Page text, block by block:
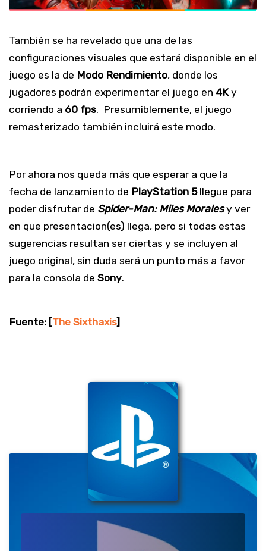
También se ha revelado que una de las
configuraciones visuales que estará disponible en el
juego es la de Modo Rendimiento, donde los
jugadores podrán experimentar el juego en 4Ky
corriendo a 60 fps. Presumiblemente, el juego
remasterizado también incluirá este modo.
Por ahora nos queda más que esperar a que la
fecha de lanzamiento de PlayStation 5llegue para
poder disfrutar de Spider-Man: Miles Moralesy ver
en que presentacion(es) llega, pero si todas estas
sugerencias resultan ser ciertas y se incluyen al
juego original, sin duda será un punto más a favor
para la consola de Sony.
Fuente: [The Sixthaxis]